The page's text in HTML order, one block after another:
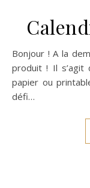
Bonjour ! A la demande d’une cliente, j’ai crée un nouveau
produit ! Il s’agit
papier ou
défi…